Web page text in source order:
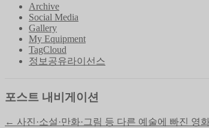
Archive
Social Media
Gallery
My Equipment
TagCloud
정보공유라이선스
포스트 내비게이션
← 사진·소설·만화·그림 등 다른 예술에 빠진 영